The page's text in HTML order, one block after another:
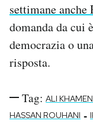
settimane anche
domanda da cui
democrazia o
risposta.
Tag: ALI
HASSAN ROUHANI -